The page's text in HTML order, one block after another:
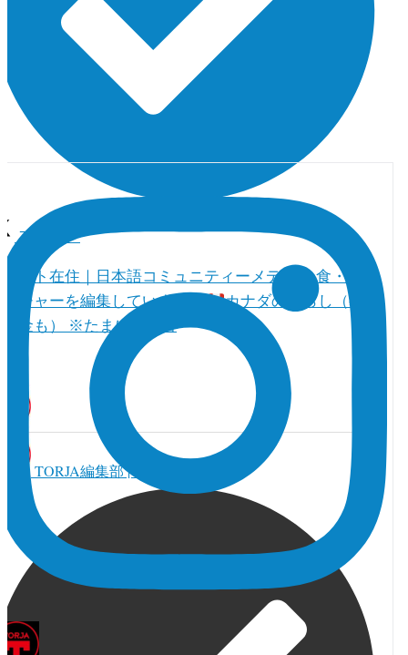
フォロー
ント在住｜日本語コミュニティーメディア 食・人・
チャーを編集しています。
カナダの暮らし（教育
お金も） ※たまに真面目
TORJA編集部 | カナダ本部